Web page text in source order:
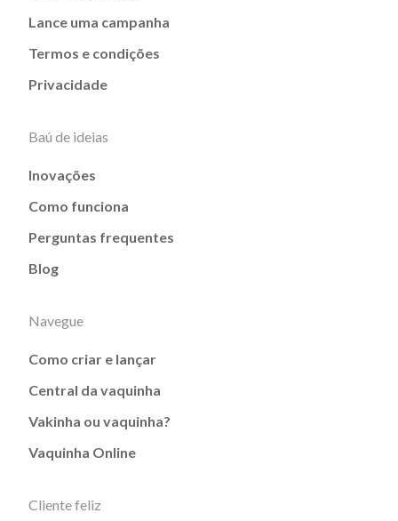
Lance uma campanha
Termos e condições
Privacidade
Baú de ideias
Inovações
Como funciona
Perguntas frequentes
Blog
Navegue
Como criar e lançar
Central da vaquinha
Vakinha ou vaquinha?
Vaquinha Online
Cliente feliz